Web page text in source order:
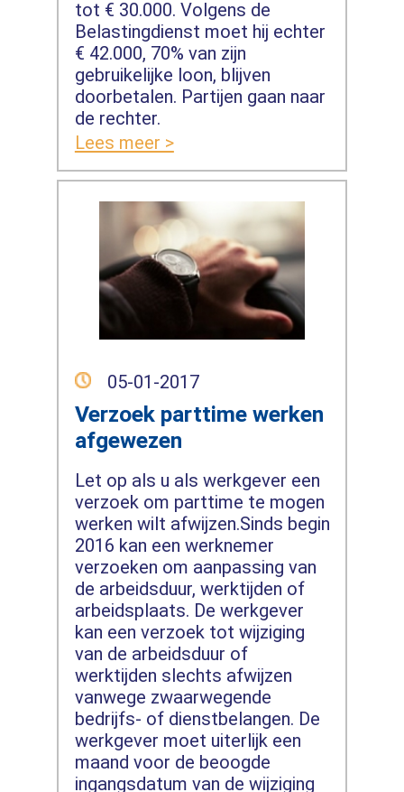
tot € 30.000. Volgens de
Belastingdienst moet hij echter
€ 42.000, 70% van zijn
gebruikelijke loon, blijven
doorbetalen. Partijen gaan naar
de rechter.
Lees meer >
05-01-2017
Verzoek parttime werken
afgewezen
Let op als u als werkgever een
verzoek om parttime te mogen
werken wilt afwijzen.Sinds begin
2016 kan een werknemer
verzoeken om aanpassing van
de arbeidsduur, werktijden of
arbeidsplaats. De werkgever
kan een verzoek tot wijziging
van de arbeidsduur of
werktijden slechts afwijzen
vanwege zwaarwegende
bedrijfs- of dienstbelangen. De
werkgever moet uiterlijk een
maand voor de beoogde
ingangsdatum van de wijziging